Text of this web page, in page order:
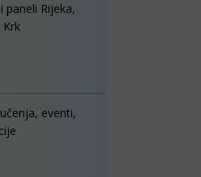
paneli Rijeka,
eventi,